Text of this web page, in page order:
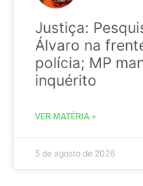
Justiça:
Álvaro na
polícia; MP
inquérito
VER MATÉRIA »
5 de agosto de 2026